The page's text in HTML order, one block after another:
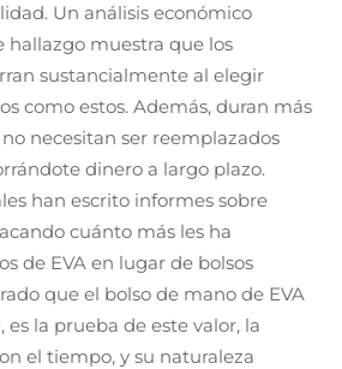
Un análisis económico
hallazgo muestra que los
sustancialmente al elegir
como estos. Además, duran más
necesitan ser reemplazados
dinero a largo plazo.
han escrito informes sobre
cuánto más les ha
de EVA en lugar de bolsos
que el bolso de mano de EVA
es la prueba de este valor, la
el tiempo, y su naturaleza